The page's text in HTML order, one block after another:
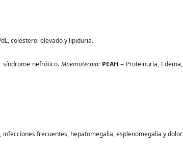
colesterol elevado y lipiduria.
síndrome nefrótico. Mnemotecnia: PEAH = Proteinuria, Edema,
frecuentes, hepatomegalia, esplenomegalia y dolor